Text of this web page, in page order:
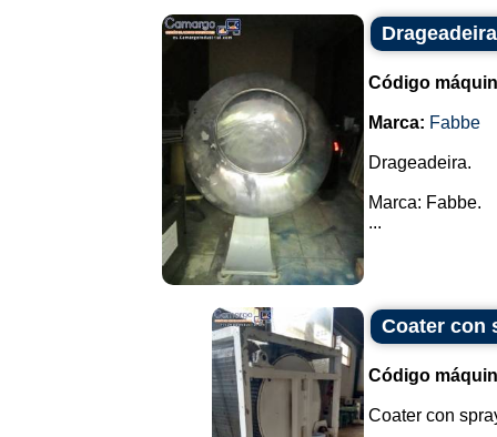
Código
Marca: Fabbe
Drageadeira.
Marca: Fabbe.
...
Coater con
Código
Coater con